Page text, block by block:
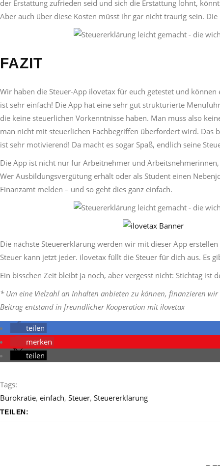
der Erstattung zufrieden seid und sich die Erstattung lohnt,
Aber auch über diese Kosten müsst ihr gar nicht traurig sein.
FAZIT
Wir haben die Steuer-App ilovetax für euch getestet und
ist sehr einfach! Die App hat eine sehr gut strukturierte
die keine steuerlichen Vorkenntnisse haben. Man muss also
man nicht mit steuerlichen Fachbegriffen überfordert wird. Das
ist sehr motivierend! Da macht es sogar Spaß, endlich seine
Die App ist nicht nur für Arbeitnehmer und
Wer Ausbildungsvergütung erhält oder als Student einen
Finanzamt melden – und so geht dies ganz einfach.
Die nächste Steuererklärung werden wir mit dieser App
Steuer kann jetzt jeder. ilovetax füllt die Steuer für dich aus. Es
Ein bisschen Zeit bleibt ja noch, aber vergesst nicht: Stichtag ist
* Um eine Vielzahl an Inhalten anbieten zu können, finanzieren
Beitrag entstand in freundlicher Kooperation mit ilovetax
teilen
merken
teilen
Tags:
Bürokratie, einfach, Steuer, Steuererklärung
TEILEN: